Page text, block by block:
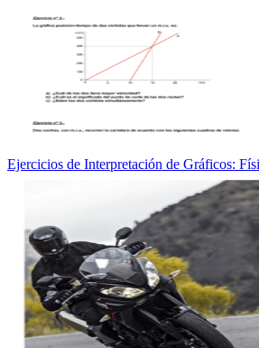
Ejercicios de Interpretación de Gráficos: